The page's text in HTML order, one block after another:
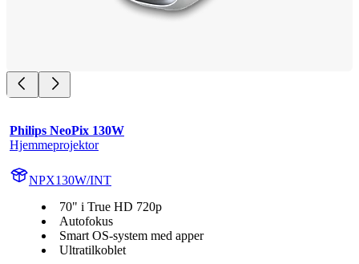
Philips NeoPix 130W
Hjemmeprojektor
NPX130W/INT
70" i True HD 720p
Autofokus
Smart OS-system med apper
Ultratilkoblet